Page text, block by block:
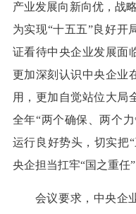
产业发展向新向优，战
为实现“十五五”良好开
证看待中央企业发展面
更加深刻认识中央企业
用，更加自觉站位大局
全年“两个确保、两个
运行良好势头，切实把
央企担当扛牢“国之重任”
会议要求，中央企